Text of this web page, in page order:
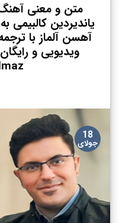
متن و معنی
یاندیردین کالبیمی
آهسن آلماز با
18
جولای